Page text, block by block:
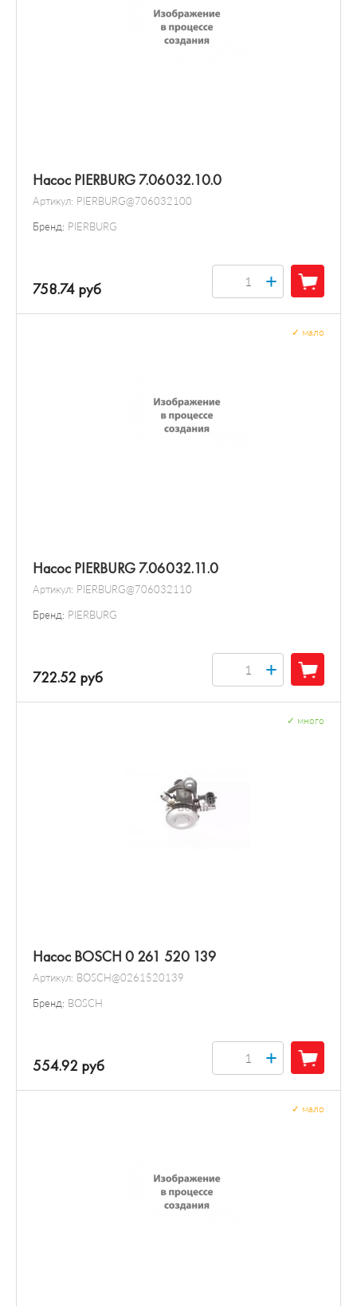
Насос PIERBURG 7.06032.10.0
Артикул: PIERBURG@706032100
Бренд: PIERBURG
758.74 руб +
Насос PIERBURG 7.06032.11.0
Артикул: PIERBURG@706032110
Бренд: PIERBURG
мало
722.52 руб +
Насос BOSCH 0 261 520 139
Артикул: BOSCH@0261520139
Бренд: BOSCH
много
554.92 руб +
мало